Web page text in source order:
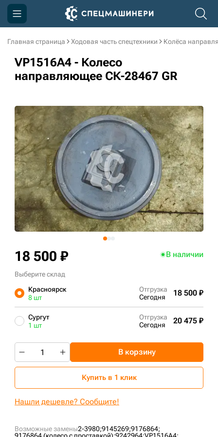
Главная страница Ходовая часть спецтехники Колёса
VP1516A4 - Колесо
направляющее СК-28467 GR
Возможные замены2-3980;9145269;9176864;
18 500 ₽ В наличии
Выберите склад
Красноярск
8 шт
Отгрузка
Сегодня
18 500 ₽
Сургут
1 шт
Отгрузка
Сегодня
20 475 ₽
В корзину
Купить в 1 клик
Нашли дешевле? Сообщите!
Компания
Акции
Информация
Контакты
3D тур по производству
3D тур по складам
sksale@skdst.ru
+7 (499) 394-50-93